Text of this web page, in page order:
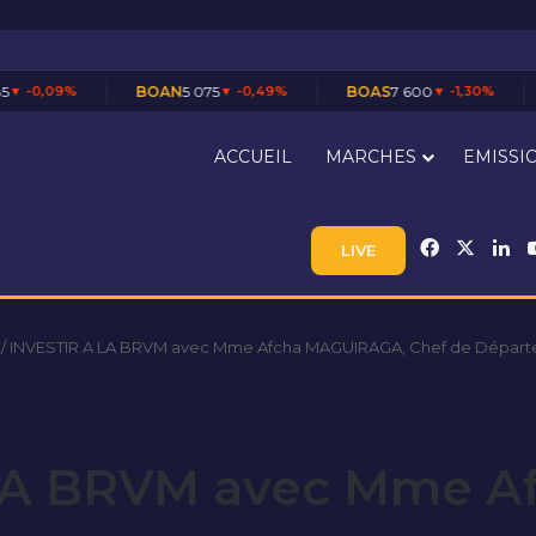
BOAN5 075 ▼ -0,49% BOAS7 600 ▼ -1,30% CABC3 500 ▲
ACCUEIL MARCHES
LIVE Facebook
/ INVESTIR A LA BRVM avec Mme Afcha MAGUIRAGA, Chef de